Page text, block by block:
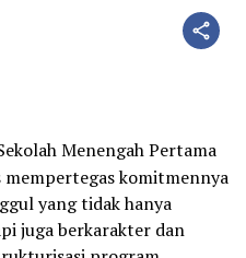
Menengah Pertama
mempertegas komitmennya
yang tidak hanya
juga berkarakter dan